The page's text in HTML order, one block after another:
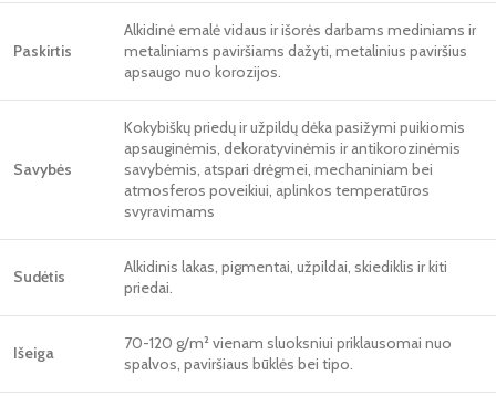
Paskirtis
Alkidinė emalė vidaus ir išorės darbams mediniams ir
metaliniams paviršiams dažyti, metalinius paviršius
apsaugo nuo korozijos.
Savybės
Kokybiškų priedų ir užpildų dėka pasižymi puikiomis
apsauginėmis, dekoratyvinėmis ir antikorozinėmis
savybėmis, atspari drėgmei, mechaniniam bei
atmosferos poveikiui, aplinkos temperatūros
svyravimams
Sudėtis
Alkidinis lakas, pigmentai, užpildai, skiediklis ir kiti
priedai.
Išeiga
70-120 g/m² vienam sluoksniui priklausomai nuo
spalvos, paviršiaus būklės bei tipo.